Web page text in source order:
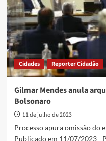
Cidades Reporter Cidadão
Gilmar Mendes anula
Bolsonaro
11 de julho de 2023
Processo apura omissão do
Publicado em 11/07/2023 -